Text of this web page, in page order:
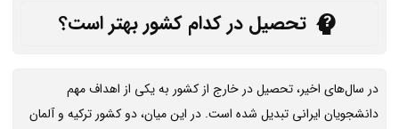
تحصیل در کدام کشور بهتر است؟
در سال‌های اخیر، تحصیل در خارج از کشور به یکی از اهداف مهم
دانشجویان ایرانی تبدیل شده است. در این میان، دو کشور ترکیه و آلمان